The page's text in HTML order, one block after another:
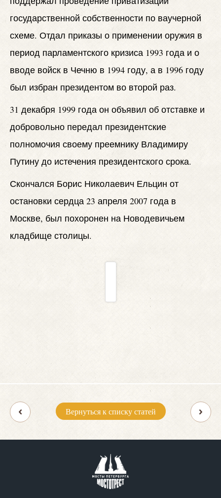
государственной собственности по ваучерной
схеме. Отдал приказы о применении оружия в
период парламентского кризиса 1993 года и о
вводе войск в Чечню в 1994 году, а в 1996 году
был избран президентом во второй раз.
31 декабря 1999 года он объявил об отставке и
добровольно передал президентские
полномочия своему преемнику Владимиру
Путину до истечения президентского срока.
Скончался Борис Николаевич Ельцин от
остановки сердца 23 апреля 2007 года в
Москве, был похоронен на Новодевичьем
кладбище столицы.
Вернуться к списку статей